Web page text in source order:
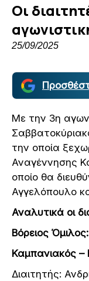
Οι
25/09/2025
Με την 3η
την οποία
Αναγέννησης
οποίο θα
Αγγελόπουλο
Αναλυτικά οι
Βόρειος Όμιλος:
Καμπανιακός
Διαιτητής: